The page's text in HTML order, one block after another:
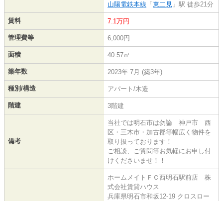
山陽電鉄本線 「 東二見 」駅 徒歩21分
賃料 7.1万円
管理費等 6,000円
面積 40.57㎡
築年数 2023年 7月 (築3年)
種別/構造 アパート/木造
階建 3階建
備考
当社では明石市は勿論 神戸市 西
区・三木市・加古郡等幅広く物件を
取り扱っております！
ご相談、ご質問等お気軽にお申し付
けくださいませ！！
ホームメイトＦＣ西明石駅前店 株
式会社賃貸ハウス
兵庫県明石市和坂12-19 クロスロー